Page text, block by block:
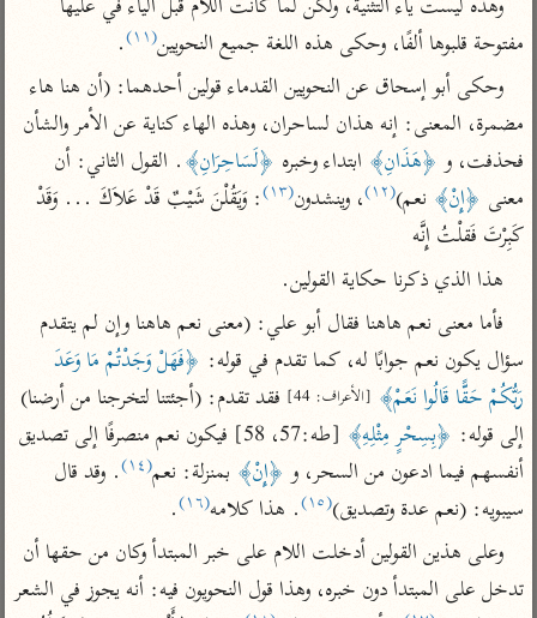
للقاسمي
تفسير الثعالبي
تفسير السمرقندي
تفسير الثعلبي
حيان
البسيط للواحدي
تفسير أبي السعود
الكشاف للزمخشري
موسوعة التفسير
الدر المنثور
تفسير ابن أبي حاتم
تفسير مقاتل
اشترك لتصلك أخبار مشاريعنا
اشترك
راسلنا • تليجرام •تويتر
تعليمات
• عن الباحث القرآني
مفتوحة قلبوها ألفًا، وحكى هذه اللغة جميع النحويين(١١)
.
فحذفت، و ﴿هَذَانِ﴾ ابتداء وخبره ﴿لَسَاحِرَانِ﴾
معنى ﴿إِنْ﴾ نعم)(١٢) ، وينشدون(١٣)
كَبِرْتَ فَقلْتُ إِنَّه
هذا الذي ذكرنا حكاية القولين.
سؤال يكون نعم جوابًا له، كما تقدم في قوله:
رَبُّكُمْ حَقًّا قَالُوا نَعَمْ﴾ [الأعراف: 44]
إلى قوله: ﴿بِسِحْرٍ مِثْلِهِ﴾
أنفسهم فيما ادعون من السحر، و ﴿إِنْ﴾ بمنزلة: نعم(١٤)
سيبويه: (نعم عدة وتصديق)(١٥) . هذا كلامه(١٦)
.
تدخل على المبتدأ دون خبره، وهذا قول النحويون فيه: أنه يجوز في الشعر